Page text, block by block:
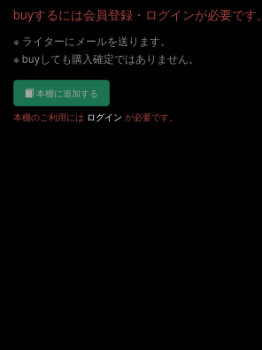
buyするには会員登録・ログインが必要です。
※ ライターにメールを送ります。
※ buyしても購入確定ではありません。
本棚に追加する
本棚のご利用には ログイン が必要です。